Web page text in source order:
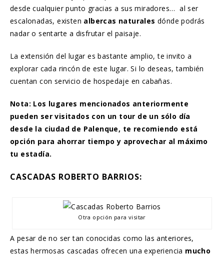
desde cualquier punto gracias a sus miradores… al ser
escalonadas, existen albercas naturales dónde podrás
nadar o sentarte a disfrutar el paisaje.
La extensión del lugar es bastante amplio, te invito a
explorar cada rincón de este lugar. Si lo deseas, también
cuentan con servicio de hospedaje en cabañas.
Nota: Los lugares mencionados anteriormente
pueden ser visitados con un tour de un sólo día
desde la ciudad de Palenque, te recomiendo está
opción para ahorrar tiempo y aprovechar al máximo
tu estadía.
CASCADAS ROBERTO BARRIOS:
Otra opción para visitar
A pesar de no ser tan conocidas como las anteriores,
estas hermosas cascadas ofrecen una experiencia mucho